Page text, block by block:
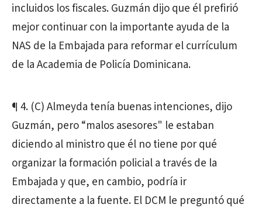
incluidos los fiscales. Guzmán dijo que él prefirió
mejor continuar con la importante ayuda de la
NAS de la Embajada para reformar el currículum
de la Academia de Policía Dominicana.
¶ 4. (C) Almeyda tenía buenas intenciones, dijo
Guzmán, pero “malos asesores" le estaban
diciendo al ministro que él no tiene por qué
organizar la formación policial a través de la
Embajada y que, en cambio, podría ir
directamente a la fuente. El DCM le preguntó qué